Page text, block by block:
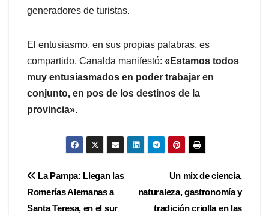
generadores de turistas.
El entusiasmo, en sus propias palabras, es
compartido. Canalda manifestó: «Estamos todos
muy entusiasmados en poder trabajar en
conjunto, en pos de los destinos de la
provincia».
Navegación
de
Un mix de ciencia,
naturaleza, gastronomía y
tradición criolla en las
La Pampa: Llegan las
Romerías Alemanas a
Santa Teresa, en el sur